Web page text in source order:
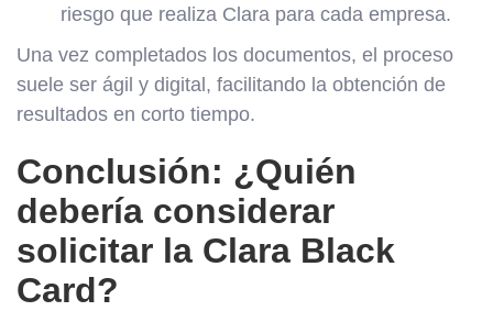
riesgo que realiza Clara para cada empresa.
Una vez completados los documentos, el proceso
suele ser ágil y digital, facilitando la obtención de
resultados en corto tiempo.
Conclusión: ¿Quién
debería considerar
solicitar la Clara Black
Card?